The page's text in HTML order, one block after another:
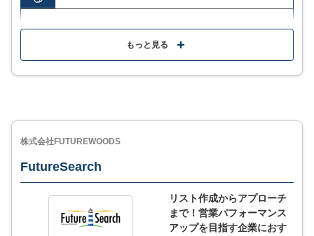
140万社以上の企業から検索し、30項目以上の絞り込
MORE
フリープランでは一部サービスに制限がある
もっと見る
株式会社FUTUREWOODS
FutureSearch
リスト作成からアプローチ
まで！営業パフォーマンス
アップを目指す企業におす